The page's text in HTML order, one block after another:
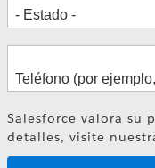
Salesforce valora su
detalles, visite